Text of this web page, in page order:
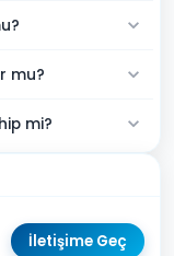
mu?
mi?
İletişime Geç